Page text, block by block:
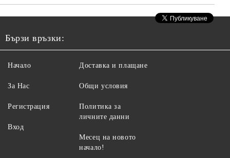
Бързи връзки:
Начало
За Нас
Регистрация
Вход
Доставка и плащане
Общи условия
Политика за
личните данни
Месец на новото
начало!